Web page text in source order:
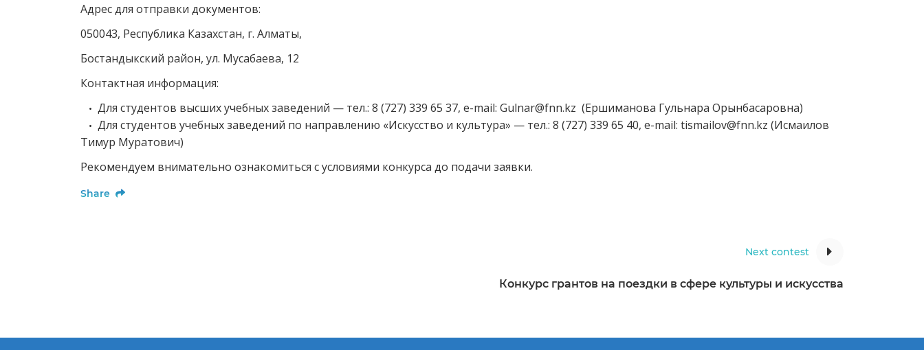
Адрес для отправки документов:
050043, Республика Казахстан, г. Алматы,
Бостандыкский район, ул. Мусабаева, 12
Контактная информация:
• Для студентов высших учебных заведений — тел.: 8 (727) 339 65 37, e-mail: Gulnar@fnn.kz (Ершиманова Гульнара Орынбасаровна)
• Для студентов учебных заведений по направлению «Искусство и культура» — тел.: 8 (727) 339 65 40, e-mail: tismailov@fnn.kz (Исмаилов
Тимур Муратович)
Рекомендуем внимательно ознакомиться с условиями конкурса до подачи заявки.
Share
Next contest
Конкурс грантов на поездки в сфере культуры и искусства